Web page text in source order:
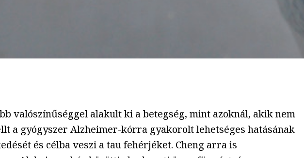
valószínűséggel alakult ki a betegség, mint azoknál, akik nem
a gyógyszer Alzheimer-kórra gyakorolt lehetséges hatásának
és célba veszi a tau fehérjéket. Cheng arra is